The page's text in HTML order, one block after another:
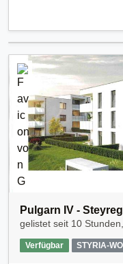
Pulgarn IV -
gelistet seit 10
Verfügbar STYRIA-